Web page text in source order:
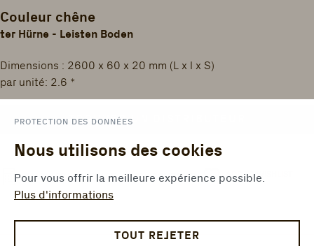
Couleur chêne
ter Hürne - Leisten Boden
Dimensions : 2600 x 60 x 20 mm (L x l x S)
par unité: 2.6 *
TROUVER UN DISTRIBUTEUR
CALCULER LA SURFACE COMPARER ADD TO WISHLIST
PROTECTION DES DONNÉES
Nous utilisons des cookies
Pour vous offrir la meilleure expérience possible.
Plus d'informations
TOUT REJETER